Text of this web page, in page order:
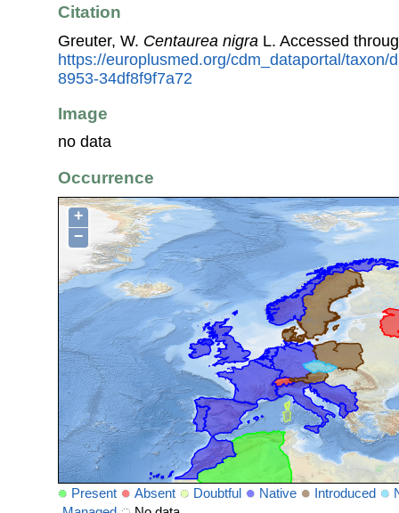
Citation
Greuter, W. Centaurea nigra L. Accessed
https://europlusmed.org/cdm_dataportal/taxon/
8953-34df8f9f7a72
Image
no data
Occurrence
+
−
Present Absent Doubtful Native Introduced